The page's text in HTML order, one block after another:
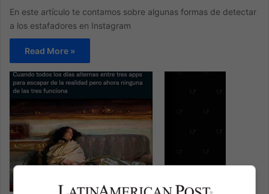
En este artículo te contamos sobre algunas formas de detectar
a los estafadores en Instagram
Read More »